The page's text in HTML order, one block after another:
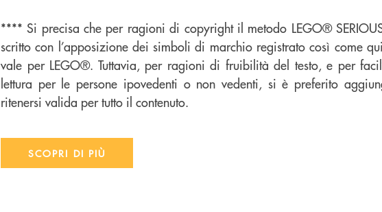
**** Si precisa che per ragioni di copyright il metodo LEGO®
scritto con l’apposizione dei simboli di marchio registrato così come
vale per LEGO®. Tuttavia, per ragioni di fruibilità del testo, e per
lettura per le persone ipovedenti o non vedenti, si è preferito
ritenersi valida per tutto il contenuto.
SCOPRI DI PIÙ